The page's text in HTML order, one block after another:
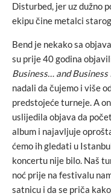
Disturbed, jer uz dužno
ekipu čine metalci
Bend je nekako sa
su prije 40 godina
Business… and Business
nadali da čujemo i više
predstojeće turneje. A
uslijedila objava da
album i najavljuje
ćemo ih gledati u
koncertu nije bilo. Naš
noć prije na festivalu
satnicu i da se priča